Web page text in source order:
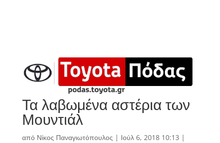
Τα λαβωμένα αστέρια των
Μουντιάλ
από Νίκος Παναγιωτόπουλος | Ιούλ 6, 2018 10:13 |